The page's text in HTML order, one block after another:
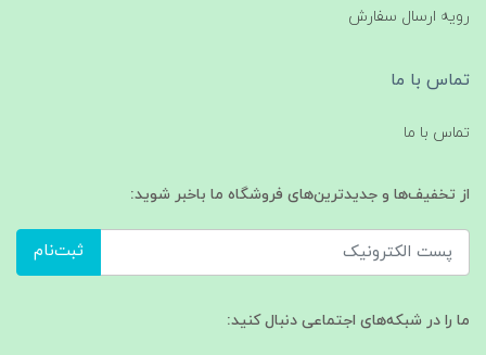
رویه ارسال سفارش
تماس با ما
تماس با ما
از تخفیف‌ها و جدیدترین‌های فروشگاه ما باخبر شوید:
ثبت‌نام
ما را در شبکه‌های اجتماعی دنبال کنید: